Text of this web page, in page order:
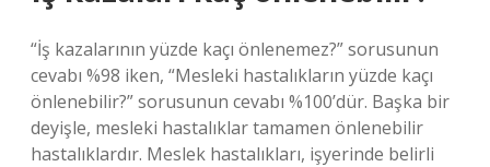
“İş kazalarının yüzde kaçı önlenemez?” sorusunun
cevabı %98 iken, “Mesleki hastalıkların yüzde kaçı
önlenebilir?” sorusunun cevabı %100’dür. Başka bir
deyişle, mesleki hastalıklar tamamen önlenebilir
hastalıklardır. Meslek hastalıkları, işyerinde belirli